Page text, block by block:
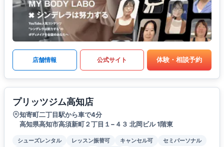
店舗情報 公式サイト 体験・相談予約
プリッツジム高知店
知寄町二丁目駅から車で4分
高知県高知市高須新町２丁目１−４３ 北岡ビル 1階東
シューズレンタル レッスン振替可 キャンセル可
セミパーソナル